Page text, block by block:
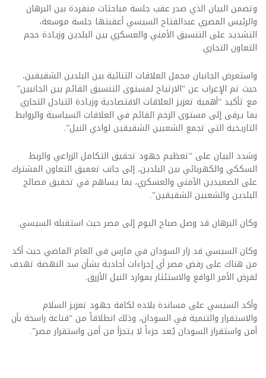
وتضمن البيان الذي صدر عقب جلسة مباحثات منفردة بين البرهان
والرئيس المصري عبدالفتاح السيسي أعقبتها جلسة موسعة،
التشديد على التنسيق الأمني والعسكري بين البلدين وزيادة حجم
التعاون التجاري.
واستعرض الجانبان مجمل العلاقات الثنائية بين البلدين الشقيقين،
حيث تم الإعراب عن “الارتياح لمستوى التنسيق القائم بين الجانبين”
مع تأكيد “أهمية تعزيز العلاقات الاقتصادية وزيادة التبادل التجاري
بما يرقى إلى مستوى الزخم القائم في العلاقات السياسية والروابط
التاريخية التي تجمع الشعبين الشقيقين لوادي النيل”.
وشدد البيان على “تعظيم جهود تحقيق التكامل الزراعي والربط
السككي والكهربائي بين البلدين، إلى جانب تعميق التعاون المشترك
على الصعيدين الأمني والعسكري، بما يساهم في تحقيق مصالح
البلدين والشعبين الشقيقين”.
وكان البرهان قد وصل صباح اليوم إلى مصر حيث استقبله السيسي.
وكان السيسي قد زار السودان في مارس في العام الماضي حيث أكد
من هناك على رفض مصر أي إجراءات أحادية بشأن سد النهضة تهدف
لفرض الأمر الواقع والاستئثار بموارد النيل الأزرق.
وأكد السيسي على مساندة بلاده لكافة جهود تعزيز السلام
والاستقرار والتنمية في السودان، وذلك انطلاقاً من “قناعة راسخة بأن
أمن واستقرار السودان يُعد جزءاً لا يتجزأ من أمن واستقرار مصر”.